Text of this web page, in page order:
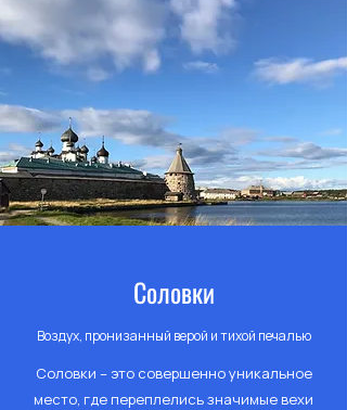
Соловки
Воздух, пронизанный верой и тихой печалью
Соловки – это совершенно уникальное
место, где переплелись значимые вехи